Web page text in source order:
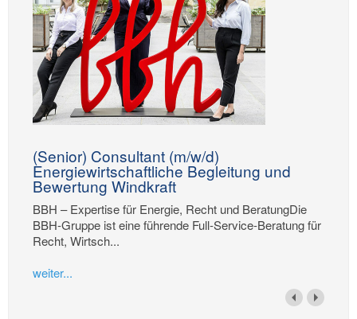
(Senior) Consultant (m/w/d)
Energiewirtschaftliche Begleitung und
Bewertung Windkraft
BBH – Expertise für Energie, Recht und BeratungDie
BBH-Gruppe ist eine führende Full-Service-Beratung für
Recht, Wirtsch...
weiter...